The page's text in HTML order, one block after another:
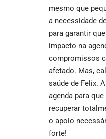
mesmo que
a necessidade
para garantir
impacto na
compromissos
afetado. Mas,
saúde de Felix.
agenda para
recuperar
o apoio
forte!